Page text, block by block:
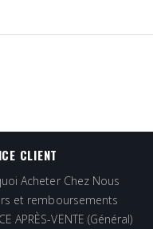
CLIENT
Acheter Chez Nous
et remboursements
APRÈS-VENTE (Général)